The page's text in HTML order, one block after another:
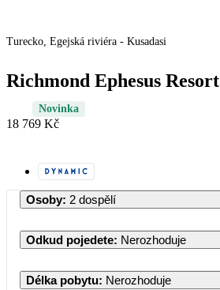
Turecko, Egejská riviéra - Kusadasi
Richmond Ephesus Resort
Novinka
18 769 Kč
Osoby: 2 dospělí
Odkud pojedete: Nerozhoduje
Délka pobytu: Nerozhoduje